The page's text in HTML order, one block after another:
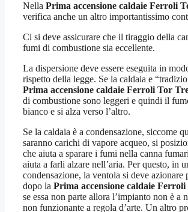
Nella Prima accensione caldaie Ferroli
verifica anche un altro importantissimo
Ci si deve assicurare che il tiraggio della
fumi di combustione sia eccellente.
La dispersione deve essere eseguita in
rispetto della legge. Se la caldaia e
Prima accensione caldaie Ferroli Tor
di combustione sono leggeri e quindi il
bianco e si alza verso l’altro.
Se la caldaia è a condensazione, siccome
saranno carichi di vapore acqueo, si
che aiuta a sparare i fumi nella canna
aiuta a farli alzare nell’aria. Per questo, in
condensazione, la ventola si deve azionare
dopo la Prima accensione caldaie
se essa non parte allora l’impianto non è a
non funzionante a regola d’arte. Un altro